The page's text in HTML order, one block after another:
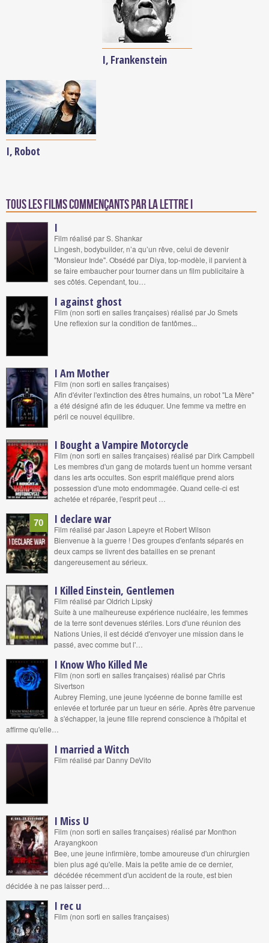
I, Frankenstein
I, Robot
Tous les films commençants par la lettre I
I
Film réalisé par S. Shankar
Lingesh, bodybuilder, n’a qu’un rêve, celui de devenir
"Monsieur Inde". Obsédé par Diya, top-modèle, il parvient à
se faire embaucher pour tourner dans un film publicitaire à
ses côtés. Cependant, tou…
I against ghost
Film (non sorti en salles françaises) réalisé par Jo Smets
Une reflexion sur la condition de fantômes...
I Am Mother
Film (non sorti en salles françaises)
Afin d'éviter l'extinction des êtres humains, un robot "La Mère"
a été désigné afin de les éduquer. Une femme va mettre en
péril ce nouvel équilibre.
I Bought a Vampire Motorcycle
Film (non sorti en salles françaises) réalisé par Dirk Campbell
Les membres d'un gang de motards tuent un homme versant
dans les arts occultes. Son esprit maléfique prend alors
possession d'une moto endommagée. Quand celle-ci est
achetée et réparée, l'esprit peut …
70 I declare war
Film réalisé par Jason Lapeyre et Robert Wilson
Bienvenue à la guerre ! Des groupes d'enfants séparés en
deux camps se livrent des batailles en se prenant
dangereusement au sérieux.
I Killed Einstein, Gentlemen
Film réalisé par Oldrich Lipský
Suite à une malheureuse expérience nucléaire, les femmes
de la terre sont devenues stériles. Lors d'une réunion des
Nations Unies, il est décidé d'envoyer une mission dans le
passé, avec comme but l'…
I Know Who Killed Me
Film (non sorti en salles françaises) réalisé par Chris
Sivertson
Aubrey Fleming, une jeune lycéenne de bonne famille est
enlevée et torturée par un tueur en série. Après être parvenue
à s'échapper, la jeune fille reprend conscience à l'hôpital et
affirme qu'elle…
I married a Witch
Film réalisé par Danny DeVito
I Miss U
Film (non sorti en salles françaises) réalisé par Monthon
Arayangkoon
Bee, une jeune infirmière, tombe amoureuse d'un chirurgien
bien plus agé qu'elle. Mais la petite amie de ce dernier,
décédée récemment d'un accident de la route, est bien
décidée à ne pas laisser perd…
I rec u
Film (non sorti en salles françaises)